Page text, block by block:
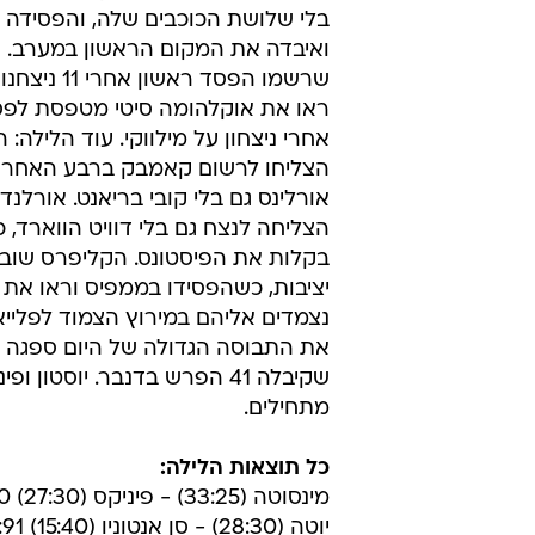
ניצחונות, 91:84 ליוטה
10.4.2012 / 3:46
הספרס שיחקו בלי שלושת
בריאנט, אורלנדו ניצחה בלי
אז מה היה לנו הלילה? סן אנטוניו
ואיבדה את המקום הראשון
שרשמו הפסד
ראו את אוקלהומה סיטי מטפסת
אחרי ניצחון על מילווקי. עוד הלילה:
אורלינס גם בלי קובי בריאנט.
הצליחה לנצח גם בלי דוויט הווארד,
בקלות את הפיסטונס. הקליפרס שוב